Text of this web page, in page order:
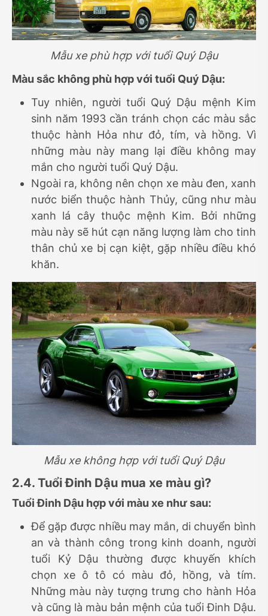
Mẫu xe phù hợp với tuổi Quý Dậu
Màu sắc không phù hợp với tuổi Quý Dậu:
Tuy nhiên, người tuổi Quý Dậu mệnh Kim
sinh năm 1993 cần tránh chọn các màu sắc
thuộc hành Hỏa như đỏ, tím, và hồng. Vì
những màu này mang lại điều không may
mắn cho người tuổi Quý Dậu.
Ngoài ra, không nên chọn xe màu đen, xanh
nước biển thuộc hành Thủy, cũng như màu
xanh lá cây thuộc mệnh Kim. Bởi những
màu này sẽ hút cạn năng lượng làm cho tinh
thân chủ xe bị cạn kiệt, gặp nhiều điều khó
khăn.
Mẫu xe không hợp với tuổi Quý Dậu
2.4. Tuổi Đinh Dậu mua xe màu gì?
Tuổi Đinh Dậu hợp với màu xe như sau:
Để gặp được nhiều may mắn, di chuyển bình
an và thành công trong kinh doanh, người
tuổi Kỷ Dậu thường được khuyến khích
chọn xe ô tô có màu đỏ, hồng, và tím.
Những màu này tượng trưng cho hành Hỏa
và cũng là màu bản mệnh của tuổi Đinh Dậu.